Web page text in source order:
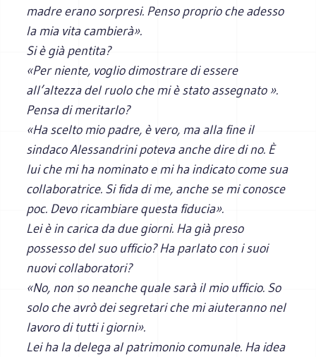
madre erano sorpresi. Penso proprio che adesso
la mia vita cambierà».
Si è già pentita?
«Per niente, voglio dimostrare di essere
all’altezza del ruolo che mi è stato assegnato ».
Pensa di meritarlo?
«Ha scelto mio padre, è vero, ma alla fine il
sindaco Alessandrini poteva anche dire di no. È
lui che mi ha nominato e mi ha indicato come sua
collaboratrice. Si fida di me, anche se mi conosce
poc. Devo ricambiare questa fiducia».
Lei è in carica da due giorni. Ha già preso
possesso del suo ufficio? Ha parlato con i suoi
nuovi collaboratori?
«No, non so neanche quale sarà il mio ufficio. So
solo che avrò dei segretari che mi aiuteranno nel
lavoro di tutti i giorni».
Lei ha la delega al patrimonio comunale. Ha idea